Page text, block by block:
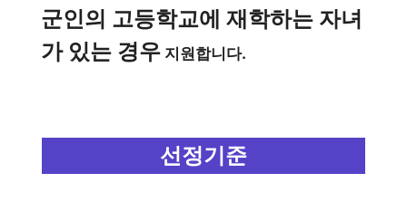
군인의 고등학교에 재학하는 자녀
가 있는 경우 지원합니다.
선정기준